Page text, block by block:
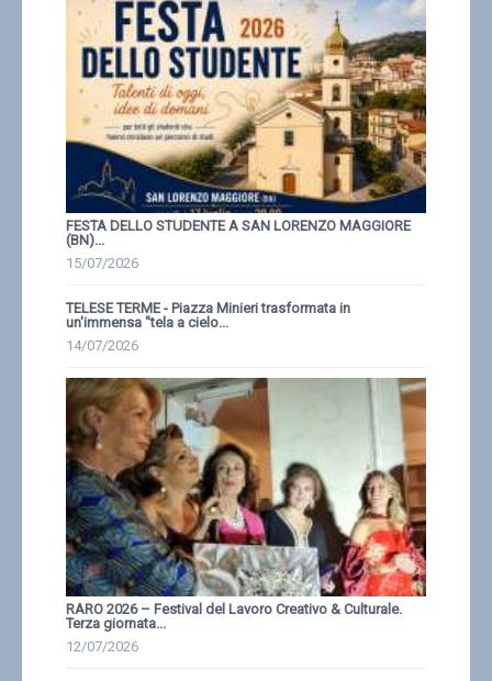
FESTA DELLO STUDENTE A SAN LORENZO MAGGIORE
(BN)...
15/07/2026
TELESE TERME - Piazza Minieri trasformata in
un'immensa ''tela a cielo...
14/07/2026
RARO 2026 – Festival del Lavoro Creativo & Culturale.
Terza giornata...
12/07/2026